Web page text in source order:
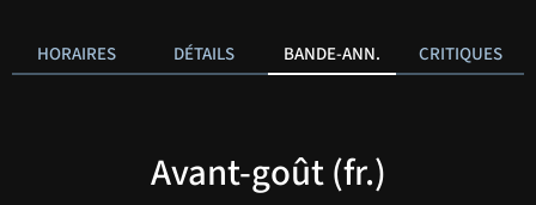
HORAIRES DÉTAILS BANDE-ANN. CRITIQUES
Avant-goût (fr.)